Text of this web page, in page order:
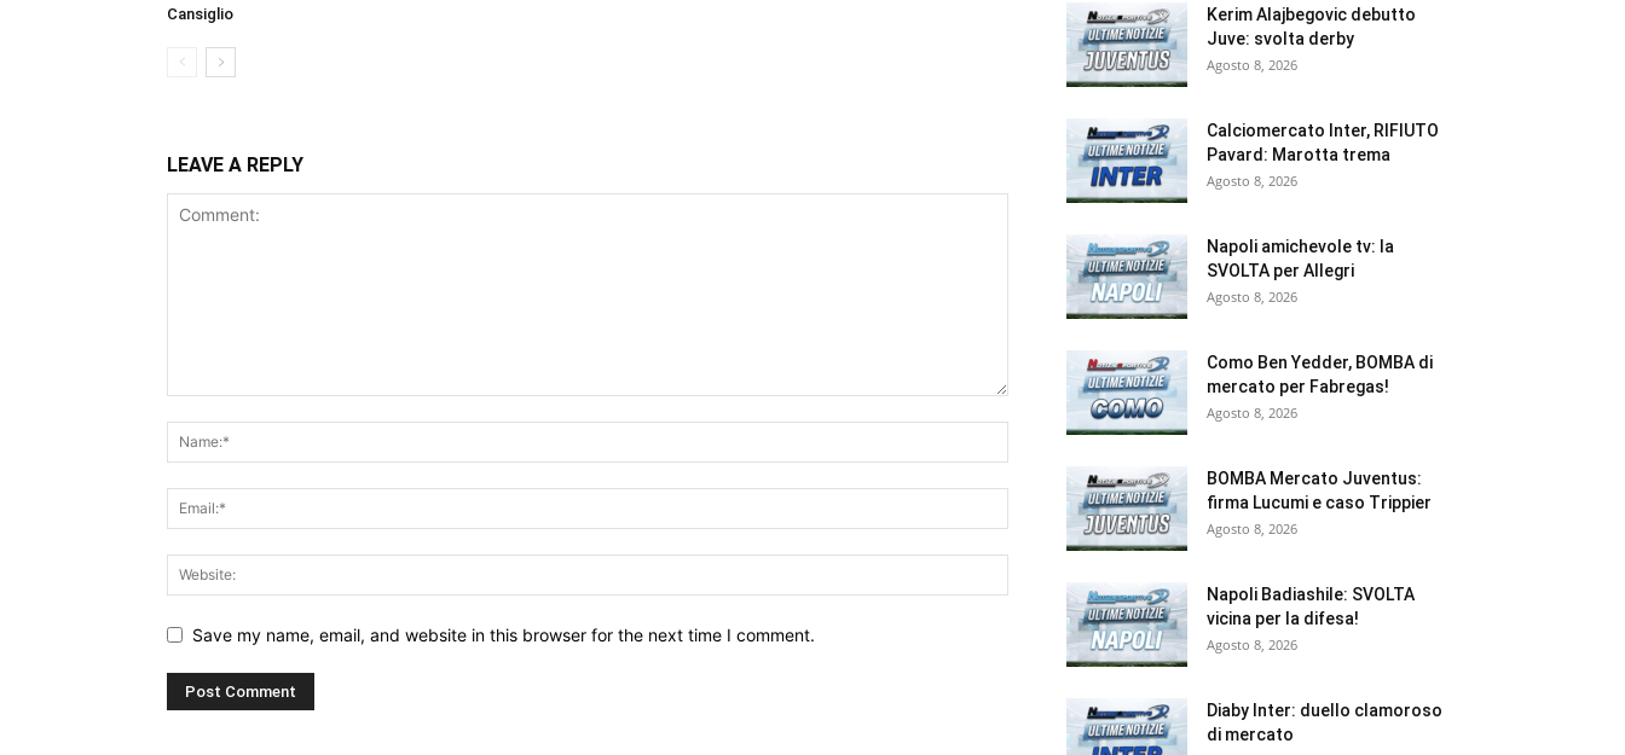
Cansiglio
LEAVE A REPLY
Save my name, email, and website in this browser for the next time I comment.
Kerim Alajbegovic debutto
Juve: svolta derby
Agosto 8, 2026
Calciomercato Inter, RIFIUTO
Pavard: Marotta trema
Agosto 8, 2026
Napoli amichevole tv: la
SVOLTA per Allegri
Agosto 8, 2026
Como Ben Yedder, BOMBA di
mercato per Fabregas!
Agosto 8, 2026
BOMBA Mercato Juventus:
firma Lucumi e caso Trippier
Agosto 8, 2026
Napoli Badiashile: SVOLTA
vicina per la difesa!
Agosto 8, 2026
Diaby Inter: duello clamoroso
di mercato